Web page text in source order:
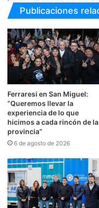
Publicaciones
Ferraresi en San Miguel:
“Queremos llevar la
experiencia de lo que
hicimos a cada rincón de la
provincia”
6 de agosto de 2026